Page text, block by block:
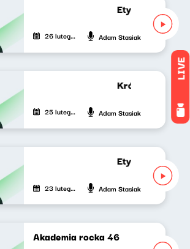
LIVE
Etykieta
26 lutego 2023 Adam Stasiak
Krótkie
25 lutego 2023 Adam Stasiak
Etykieta
23 lutego 2023 Adam Stasiak
Akademia rocka 46